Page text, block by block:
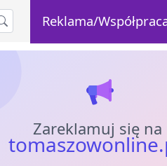
Reklama/
Zareklamuj się na